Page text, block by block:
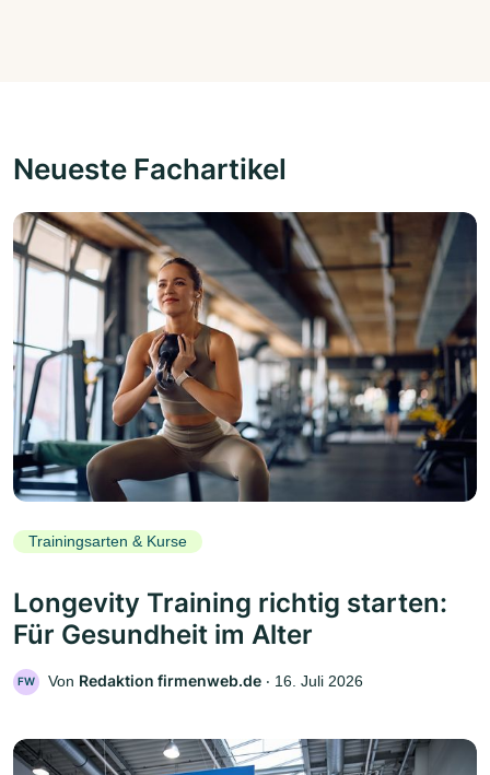
Neueste Fachartikel
Trainingsarten & Kurse
Longevity Training richtig starten:
Für Gesundheit im Alter
FW Von Redaktion firmenweb.de ‧ 16. Juli 2026